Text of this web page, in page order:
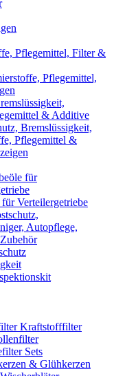
Pflegemittel, Filter &
Pflegemittel,
& Additive
Bremslüssigkeit,
Pflegemittel &
für
Verteilergetriebe
Autopflege,
Kraftstofffilter
Sets
& Glühkerzen